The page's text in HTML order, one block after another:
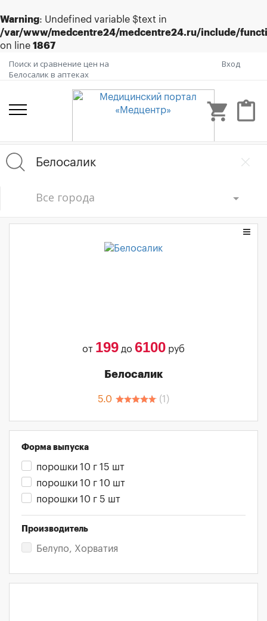
Warning: Undefined variable $text in
/var/www/medcentre24/medcentre24.ru/include/
on line 1867
Поиск и сравнение цен на
Белосалик в аптеках
Вход
shopping_cart content_paste
Все города
от 199 до 6100 руб
Белосалик
5.0 (1 )
Форма выпуска
порошки 10 г 15 шт
порошки 10 г 10 шт
порошки 10 г 5 шт
Производитель
Белупо, Хорватия